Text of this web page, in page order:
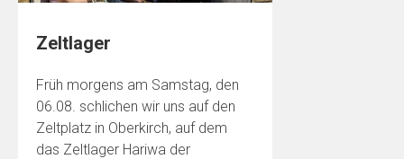
Zeltlager
Früh morgens am Samstag, den
06.08. schlichen wir uns auf den
Zeltplatz in Oberkirch, auf dem
das Zeltlager Hariwa der